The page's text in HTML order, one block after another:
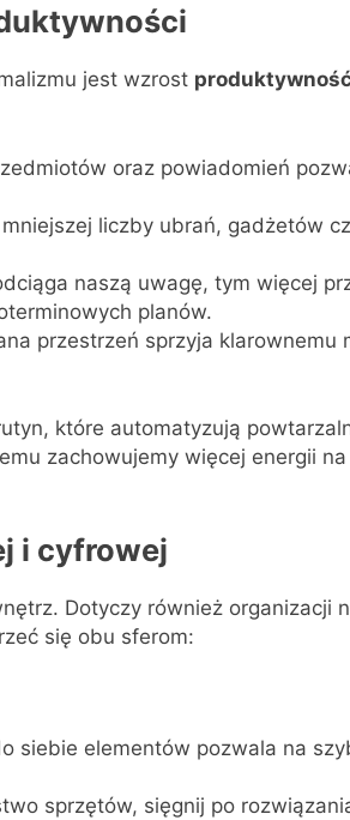
jest wzrost
oraz powiadomień
liczby ubrań, gadżetów
naszą uwagę, tym więcej
planów.
przestrzeń sprzyja klarownemu
które automatyzują
zachowujemy więcej energii
i cyfrowej
Dotyczy również organizacji
się obu sferom:
siebie elementów pozwala na
sprzętów, sięgnij po